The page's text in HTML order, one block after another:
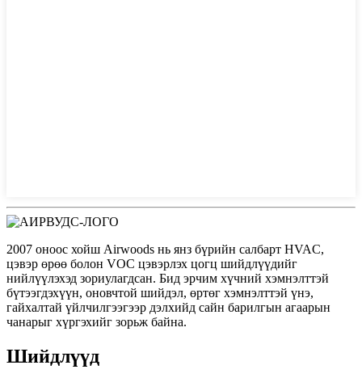
2007 оноос хойш Airwoods нь янз бүрийн салбарт HVAC,
цэвэр өрөө болон VOC цэвэрлэх цогц шийдлүүдийг
нийлүүлэхэд зориулагдсан. Бид эрчим хүчний хэмнэлттэй
бүтээгдэхүүн, оновчтой шийдэл, өртөг хэмнэлттэй үнэ,
гайхалтай үйлчилгээгээр дэлхийд сайн барилгын агаарын
чанарыг хүргэхийг зорьж байна.
Шийдлүүд